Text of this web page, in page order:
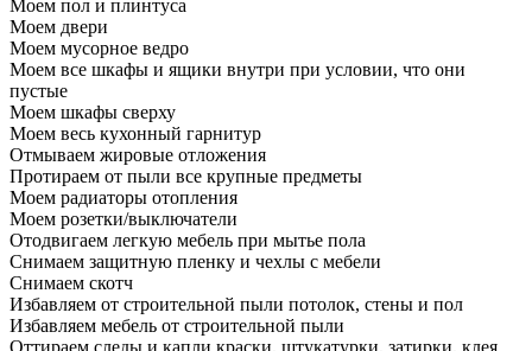
Моем пол и плинтуса
Моем двери
Моем мусорное ведро
Моем все шкафы и ящики внутри при условии, что они
пустые
Моем шкафы сверху
Моем весь кухонный гарнитур
Отмываем жировые отложения
Протираем от пыли все крупные предметы
Моем радиаторы отопления
Моем розетки/выключатели
Отодвигаем легкую мебель при мытье пола
Снимаем защитную пленку и чехлы с мебели
Снимаем скотч
Избавляем от строительной пыли потолок, стены и пол
Избавляем мебель от строительной пыли
Оттираем следы и капли краски, штукатурки, затирки, клея